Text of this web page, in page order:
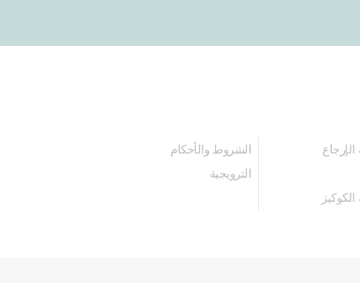
الشروط والأحكام
الترويجية